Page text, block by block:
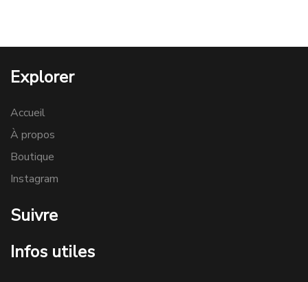
Explorer
Accueil
À propos
Boutique
Instagram
Suivre
Infos utiles